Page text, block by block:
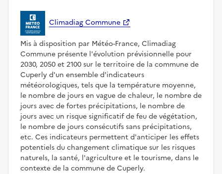
Climadiag Commune
Mis à disposition par Météo-France, Climadiag
Commune présente l'évolution prévisionnelle pour
2030, 2050 et 2100 sur le territoire de la commune de
Cuperly d'un ensemble d'indicateurs
météorologiques, tels que la température moyenne,
le nombre de jours en vague de chaleur, le nombre de
jours avec de fortes précipitations, le nombre de
jours avec un risque significatif de feu de végétation,
le nombre de jours consécutifs sans précipitations,
etc. Ces indicateurs permettent d'anticiper les effets
potentiels du changement climatique sur les risques
naturels, la santé, l'agriculture et le tourisme, dans le
contexte de la commune de Cuperly.